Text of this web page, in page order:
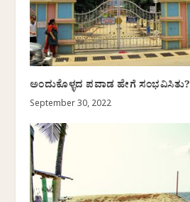
ಅಂದುಕೊಳ್ಳದ ಪವಾಡ ಹೇಗೆ ಸಂಭವಿಸಿತು?
September 30, 2022